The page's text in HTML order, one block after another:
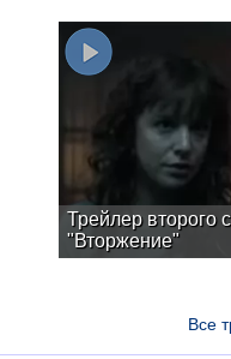
Трейлер второго
"Вторжение"
Все